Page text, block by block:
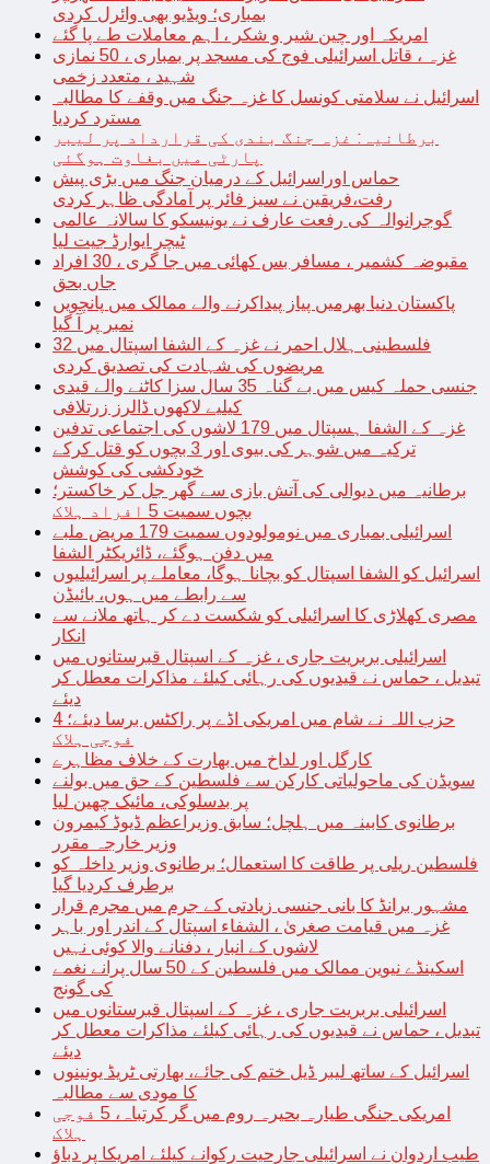
بمباری؛ ویڈیو بھی وائرل کردی
امریکہ اور چین شیر و شکر ، اہم معاملات طے پا گئے
غزہ ، قاتل اسرائیلی فوج کی مسجد پر بمباری ، 50 نمازی
شہید ، متعدد زخمی
اسرائیل نے سلامتی کونسل کا غزہ جنگ میں وقفے کا مطالبہ
مسترد کردیا
برطانیہ: غزہ جنگ بندی کی قرارداد پر لیبر
پارٹی میں بغاوت ہوگئی
حماس اوراسرائیل کے درمیان جنگ میں بڑی پیش
رفت،فریقین نے سیز فائر پر آمادگی ظاہر کردی
گوجرانوالہ کی رفعت عارف نے یونیسکو کا سالانہ عالمی
ٹیچر ایوارڈ جیت لیا
مقبوضہ کشمیر ، مسافر بس کھائی میں جا گری ، 30 افراد
جاں بحق
پاکستان دنیا بھرمیں پیاز پیداکرنے والے ممالک میں پانچویں
نمبر پر آ گیا
فلسطینی ہلال احمر نے غزہ کے الشفا اسپتال میں 32
مریضوں کی شہادت کی تصدیق کردی
جنسی حملہ کیس میں بے گناہ 35 سال سزا کاٹنے والے قیدی
کیلیے لاکھوں ڈالرز زرتلافی
غزہ کے الشفا ہسپتال میں 179 لاشوں کی اجتماعی تدفین
ترکیہ میں شوہر کی بیوی اور 3 بچوں کو قتل کرکے
خودکشی کی کوشش
برطانیہ میں دیوالی کی آتش بازی سے گھر جل کر خاکستر؛
بچوں سمیت 5 افراد ہلاک
اسرائیلی بمباری میں نومولودوں سمیت 179 مریض ملبے
میں دفن ہوگئے، ڈائریکٹر الشفا
اسرائیل کو الشفا اسپتال کو بچانا ہوگا، معاملے پر اسرائیلیوں
سے رابطے میں ہوں، بائیڈن
مصری کھلاڑی کا اسرائیلی کو شکست دے کر ہاتھ ملانے سے
انکار
اسرائیلی بربریت جاری ، غزہ کے اسپتال قبرستانوں میں
تبدیل ، حماس نے قیدیوں کی رہائی کیلئے مذاکرات معطل کر
دیئے
حزب اللہ نے شام میں امریکی اڈے پر راکٹس برسا دیئے؛ 4
فوجی ہلاک
کارگل اور لداخ میں بھارت کے خلاف مظاہرے
سویڈن کی ماحولیاتی کارکن سے فلسطین کے حق میں بولنے
پر بدسلوکی، مائیک چھین لیا
برطانوی کابینہ میں ہلچل؛ سابق وزیراعظم ڈیوڈ کیمرون
وزیر خارجہ مقرر
فلسطین ریلی پر طاقت کا استعمال؛ برطانوی وزیر داخلہ کو
برطرف کردیا گیا
مشہور برانڈ کا بانی جنسی زیادتی کے جرم میں مجرم قرار
غزہ میں قیامت صغریٰ ، الشفاء اسپتال کے اندر اور باہر
لاشوں کے انبار ، دفنانے والا کوئی نہیں
اسکینڈے نیوین ممالک میں فلسطین کے 50 سال پرانے نغمے
کی گونج
اسرائیلی بربریت جاری ، غزہ کے اسپتال قبرستانوں میں
تبدیل ، حماس نے قیدیوں کی رہائی کیلئے مذاکرات معطل کر
دیئے
اسرائیل کے ساتھ لیبر ڈیل ختم کی جائے، بھارتی ٹریڈ یونینوں
کا مودی سے مطالبہ
امریکی جنگی طیارہ بحیرہ روم میں گر کرتباہ، 5 فوجی
ہلاک
طیب اردوان نے اسرائیلی جارحیت رکوانے کیلئے امریکا پر دباؤ